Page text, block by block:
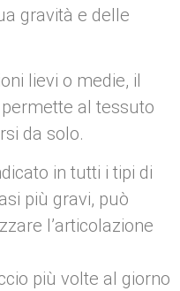
gravità e delle
lievi o medie, il
al tessuto
da solo.
in tutti i tipi di
più gravi, può
l’articolazione
più volte al giorno